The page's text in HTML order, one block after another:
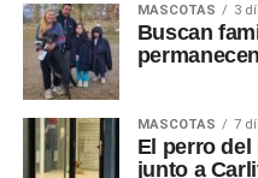
MASCOTAS 3
Buscan
MASCOTAS 7
El perro
junto a